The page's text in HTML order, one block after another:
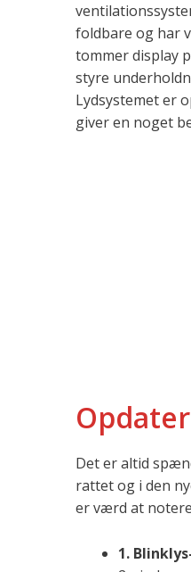
foldbare og har
tommer display
styre
Lydsystemet er
giver en noget
Det er altid
rattet og i den
er værd at
1.